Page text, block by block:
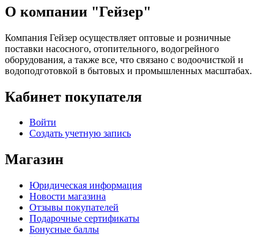
О компании "Гейзер"
Компания Гейзер осуществляет оптовые и розничные
поставки насосного, отопительного, водогрейного
оборудования, а также все, что связано с водоочисткой и
водоподготовкой в бытовых и промышленных масштабах.
Кабинет покупателя
Войти
Создать учетную запись
Магазин
Юридическая информация
Новости магазина
Отзывы покупателей
Подарочные сертификаты
Бонусные баллы